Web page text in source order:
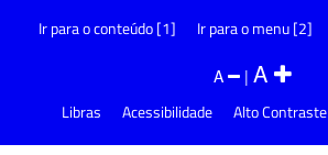
Ir para o conteúdo [1] Ir para o menu [2]
A |A
Libras Acessibilidade Alto Contraste